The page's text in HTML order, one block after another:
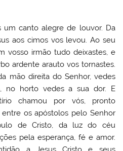
um canto alegre de louvor. Da
aos cimos vos levou. Ao seu
vosso irmão tudo deixastes, e
ardente arauto vos tornastes.
mão direita do Senhor, vedes
no horto vedes a sua dor. E
chamou por vós, pronto
os apóstolos pelo Senhor
de Cristo, da luz do céu
pela esperança, fé e amor.